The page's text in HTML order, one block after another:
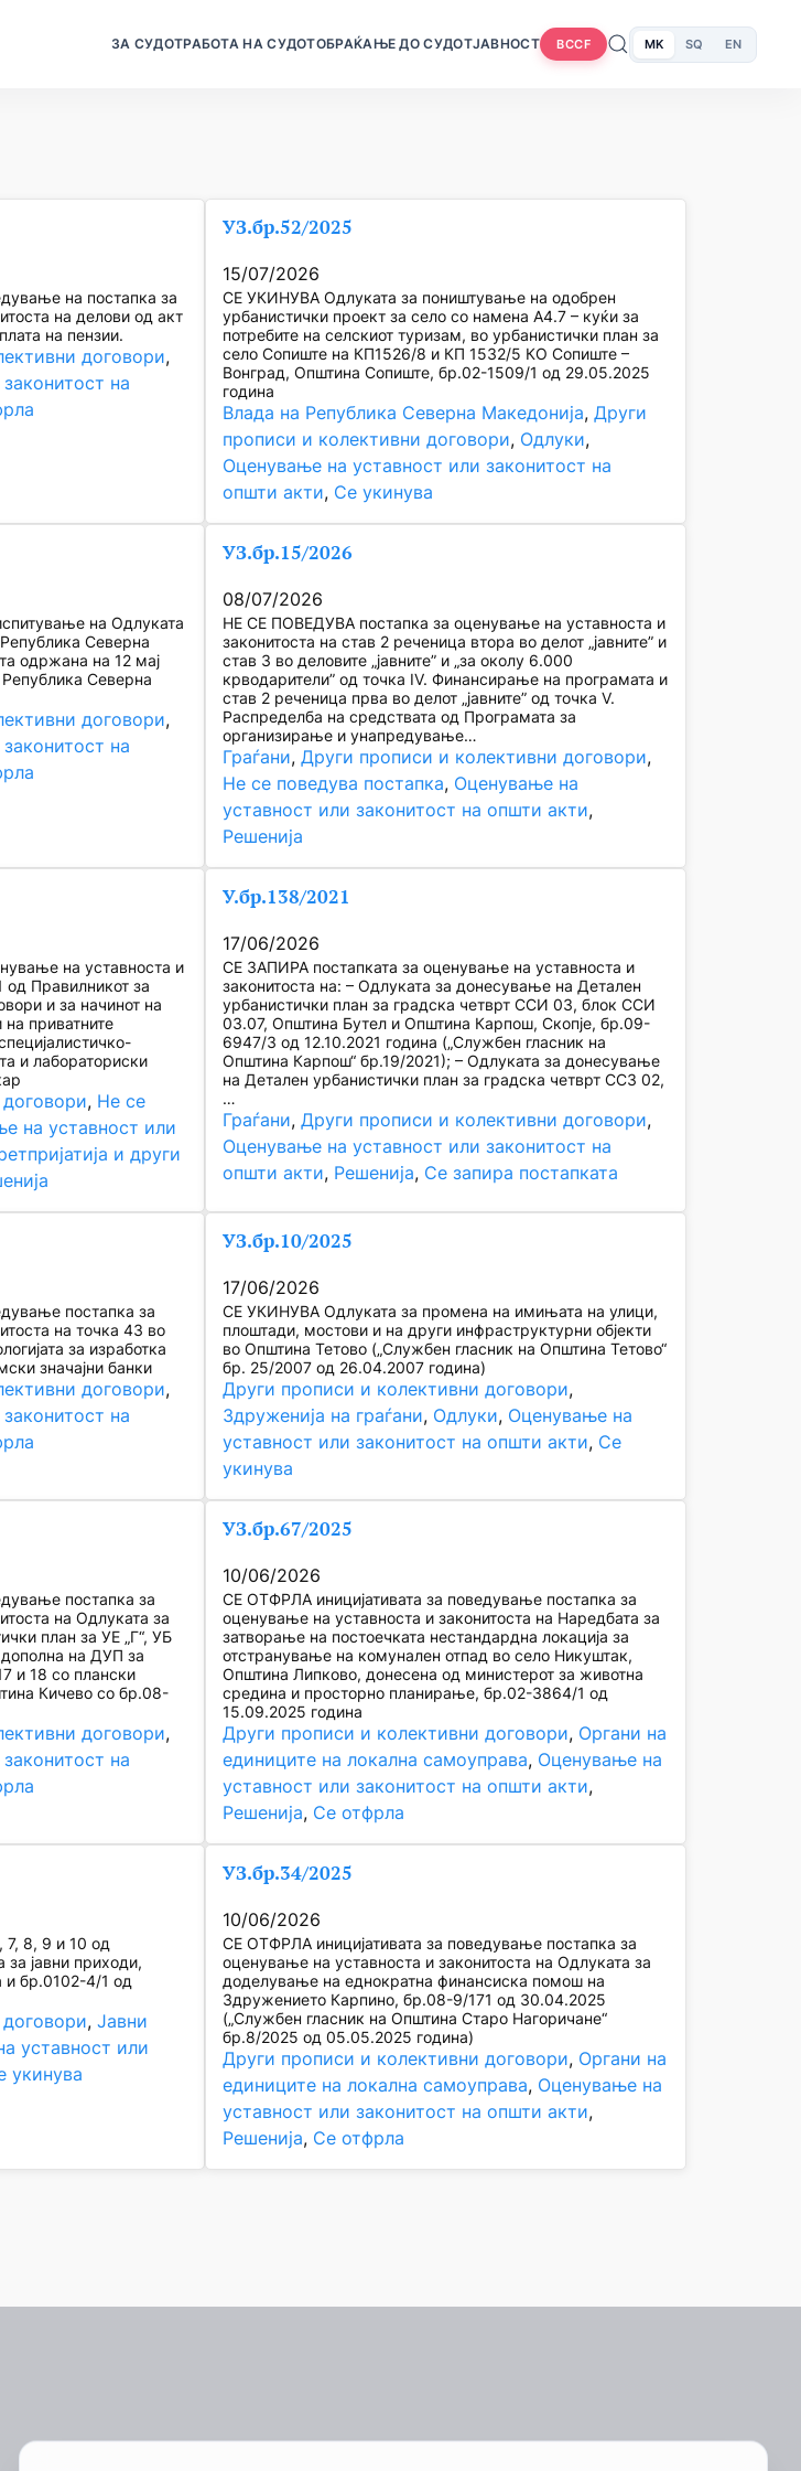
ЗА СУДОТРАБОТА НА СУДОТОБРАЌАЊЕ ДО СУДОТЈАВНОСТ BCCF MK SQ EN
на постапка за
на делови од акт
на пензии.
договори
на
УЗ.бр.52/2025
15/07/2026
СЕ УКИНУВА Одлуката за поништување на одобрен
урбанистички проект за село со намена А4.7 – куќи за
потребите на селскиот туризам, во урбанистички план за
село Сопиште на КП1526/8 и КП 1532/5 КО Сопиште –
Вонград, Општина Сопиште, бр.02-1509/1 од 29.05.2025
година
Влада на Република Северна Македонија, Други
прописи и колективни договори, Одлуки
Оценување на уставност или законитост на
општи акти, Се укинува
на Одлуката
Северна
одржана на 12 мај
Северна
договори
на
УЗ.бр.15/2026
08/07/2026
НЕ СЕ ПОВЕДУВА постапка за оценување на уставноста и
законитоста на став 2 реченица втора во делот „јавните” и
став 3 во деловите „јавните” и „за околу 6.000
крводарители” од точка IV. Финансирање на програмата и
став 2 реченица прва во делот „јавните” од точка V.
Распределба на средствата од Програмата за
организирање и унапредување…
Граѓани, Други прописи и колективни договори
Не се поведува постапка, Оценување на
уставност или законитост на општи акти
Решенија
на уставноста и
од Правилникот за
и за начинот на
приватните
и лабораториски
, Не се
на уставност или
и други
У.бр.138/2021
17/06/2026
СЕ ЗАПИРА постапката за оценување на уставноста и
законитоста на: – Одлуката за донесување на Детален
урбанистички план за градска четврт ССИ 03, блок ССИ
03.07, Општина Бутел и Општина Карпош, Скопје, бр.09-
6947/3 од 12.10.2021 година („Службен гласник на
Општина Карпош“ бр.19/2021); – Одлуката за донесување
на Детален урбанистички план за градска четврт ССЗ 02,
…
Граѓани, Други прописи и колективни договори
Оценување на уставност или законитост на
општи акти, Решенија, Се запира постапката
постапка за
на точка 43 во
за изработка
значајни банки
договори
на
УЗ.бр.10/2025
17/06/2026
СЕ УКИНУВА Одлуката за промена на имињата на улици,
плоштади, мостови и на други инфраструктурни објекти
во Општина Тетово („Службен гласник на Општина Тетово“
бр. 25/2007 од 26.04.2007 година)
Други прописи и колективни договори
Здруженија на граѓани, Одлуки, Оценување на
уставност или законитост на општи акти, Се
укинува
постапка за
на Одлуката за
план за УЕ „Г“, УБ
дополна на ДУП за
и 18 со плански
Кичево со бр.08-
договори
на
УЗ.бр.67/2025
10/06/2026
СЕ ОТФРЛА иницијативата за поведување постапка за
оценување на уставноста и законитоста на Наредбата за
затворање на постоечката нестандардна локација за
отстранување на комунален отпад во село Никуштак,
Општина Липково, донесена од министерот за животна
средина и просторно планирање, бр.02-3864/1 од
15.09.2025 година
Други прописи и колективни договори, Органи на
единиците на локална самоуправа, Оценување на
уставност или законитост на општи акти
Решенија, Се отфрла
8, 9 и 10 од
за јавни приходи,
и бр.0102-4/1 од
, Јавни
уставност или
укинува
УЗ.бр.34/2025
10/06/2026
СЕ ОТФРЛА иницијативата за поведување постапка за
оценување на уставноста и законитоста на Одлуката за
доделување на еднократна финансиска помош на
Здружението Карпино, бр.08-9/171 од 30.04.2025
(„Службен гласник на Општина Старо Нагоричане“
бр.8/2025 од 05.05.2025 година)
Други прописи и колективни договори, Органи на
единиците на локална самоуправа, Оценување на
уставност или законитост на општи акти
Решенија, Се отфрла